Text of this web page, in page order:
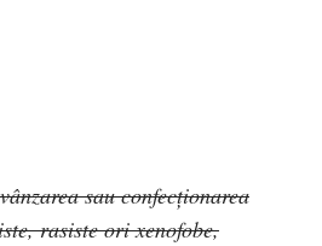
sau confecţionarea
rasiste ori xenofobe,